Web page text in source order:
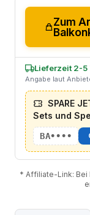
Zum
Lieferzeit 2-5
Angabe laut
SPARE
Sets und
BA••••
* Affiliate-Link: Bei